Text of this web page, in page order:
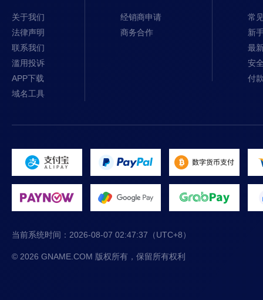
关于我们
法律声明
联系我们
滥用投诉
APP下载
域名工具
经销商申请
商务合作
常
新
最
安
付
当前系统时间： 2026-08-07 02:47:37 （UTC+8）
© 2026 GNAME.COM 版权所有，保留所有权利